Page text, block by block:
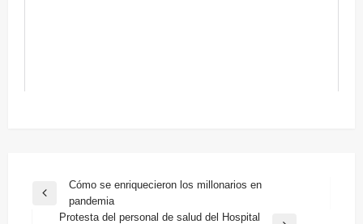
Navegación
Entrada
anterior
Cómo se enriquecieron los millonarios en
pandemia
Protesta del personal de salud del Hospital